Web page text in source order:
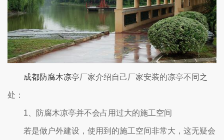
成都防腐木凉亭厂家介绍自己厂家安装的凉亭不同之
处：
1、防腐木凉亭并不会占用过大的施工空间
若是做户外建设，使用到的施工空间非常大，这无疑会